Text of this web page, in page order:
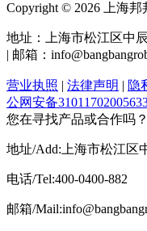
Copyright © 2026 上海邦
地址：上海市松江区中
| 邮箱：
营业执照 | 法律声明 | 隐
公网安备
您在寻找产品或合作吗？
地址/Add:上海市松江区
电话/Tel:400-0400-882
邮箱/